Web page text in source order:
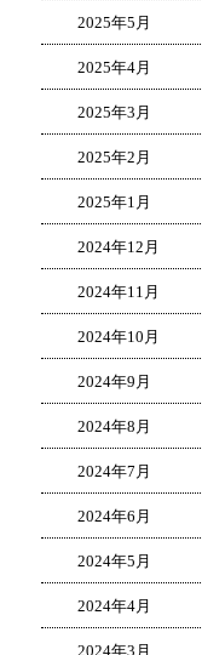
2025年5月
2025年4月
2025年3月
2025年2月
2025年1月
2024年12月
2024年11月
2024年10月
2024年9月
2024年8月
2024年7月
2024年6月
2024年5月
2024年4月
2024年3月